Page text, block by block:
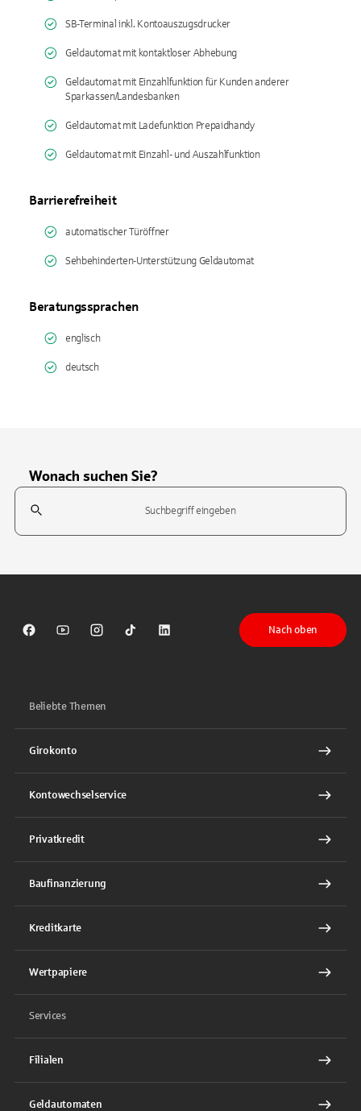
SB-Terminal inkl. Kontoauszugsdrucker
Geldautomat mit kontaktloser Abhebung
Geldautomat mit Einzahlfunktion für Kunden anderer
Sparkassen/Landesbanken
Geldautomat mit Ladefunktion Prepaidhandy
Geldautomat mit Einzahl- und Auszahlfunktion
Barrierefreiheit
automatischer Türöffner
Sehbehinderten-Unterstützung Geldautomat
Beratungssprachen
englisch
deutsch
Wonach suchen Sie?
Suchfeld
Sparkasse auf Facebook
Sparkasse auf Youtube
Sparkasse auf Instagram
Sparkasse auf TikTok
Sparkasse auf LinkedIn
Nach oben
Beliebte Themen
Girokonto
Kontowechselservice
Privatkredit
Baufinanzierung
Kreditkarte
Wertpapiere
Services
Filialen
Geldautomaten